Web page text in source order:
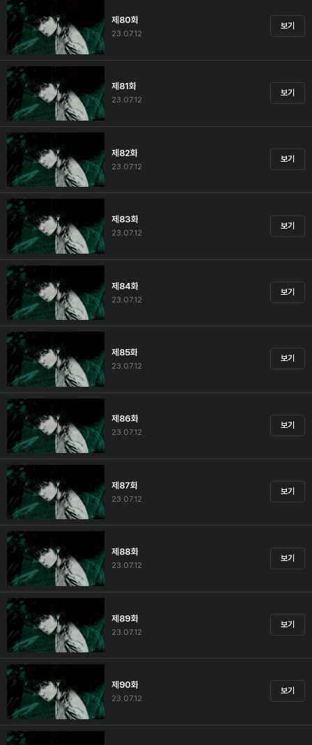
제80화
23.07.12
보기
제81화
23.07.12
보기
제82화
23.07.12
보기
제83화
23.07.12
보기
제84화
23.07.12
보기
제85화
23.07.12
보기
제86화
23.07.12
보기
제87화
23.07.12
보기
제88화
23.07.12
보기
제89화
23.07.12
보기
제90화
23.07.12
보기